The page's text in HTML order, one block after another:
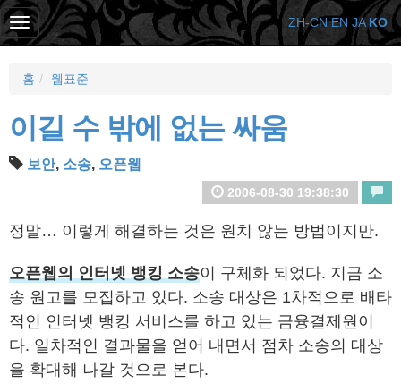
홈 웹표준
이길 수 밖에 없는 싸움
보안, 소송, 오픈웹
2006-08-30 19:38:30
정말… 이렇게 해결하는 것은 원치 않는 방법이지만.
오픈웹의 인터넷 뱅킹 소송이 구체화 되었다. 지금 소
송 원고를 모집하고 있다. 소송 대상은 1차적으로 배타
적인 인터넷 뱅킹 서비스를 하고 있는 금융결제원이
다. 일차적인 결과물을 얻어 내면서 점차 소송의 대상
을 확대해 나갈 것으로 본다.
ZH-CN EN JA KO